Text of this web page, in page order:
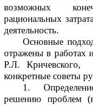
возможных
рациональных
деятельность.
Основные
отражены в работах
Р.Л.
конкретные советы
1. Определение
решению проблем